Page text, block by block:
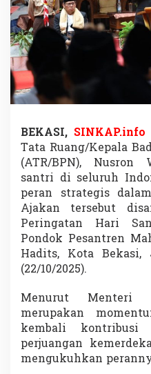
BEKASI, SINKAP.info
Tata Ruang/Kepala
(ATR/BPN), Nusron
santri di seluruh
peran strategis
Ajakan tersebut
Peringatan Hari
Pondok Pesantren
Hadits, Kota Bekasi,
(22/10/2025).
Menurut Menteri
merupakan
kembali kontribusi
perjuangan
mengukuhkan